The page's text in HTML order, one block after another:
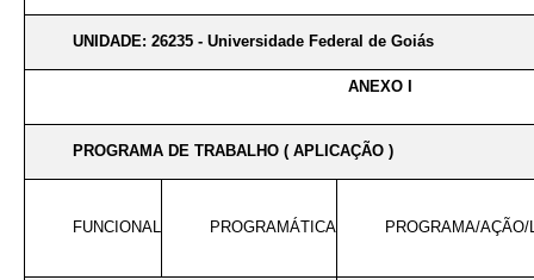
UNIDADE: 26235 - Universidade Federal de Goiás
ANEXO I
PROGRAMA DE TRABALHO ( APLICAÇÃO )
FUNCIONAL PROGRAMÁTICA PROGRAMA/